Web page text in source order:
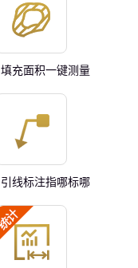
填充面积一键测量
引线标注指哪标哪